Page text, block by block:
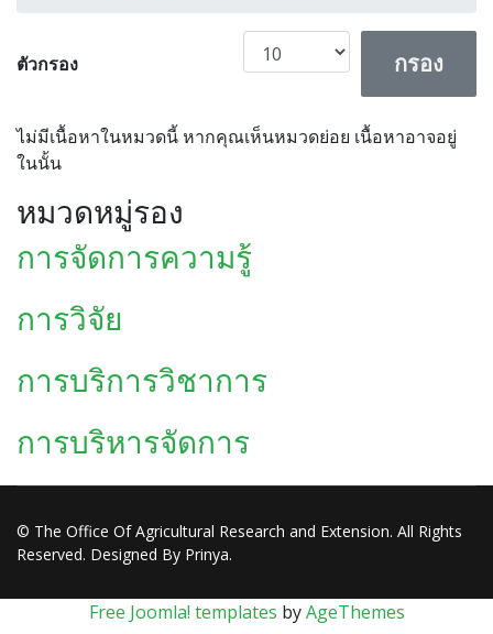
ตัวกรอง
แสดง #
กรอง
ไม่มีเนื้อหาในหมวดนี้ หากคุณเห็นหมวดย่อย เนื้อหาอาจอยู่
ในนั้น
หมวดหมู่รอง
การจัดการความรู้
การวิจัย
การบริการวิชาการ
การบริหารจัดการ
© The Office Of Agricultural Research and Extension. All Rights
Reserved. Designed By Prinya.
Free Joomla! templates byAgeThemes